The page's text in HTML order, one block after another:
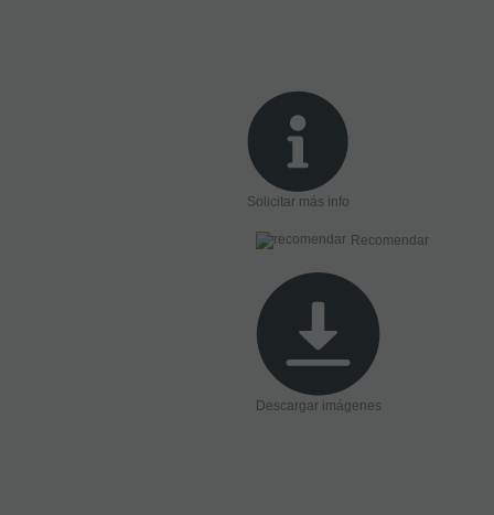
Solicitar más info
Recomendar
Descargar imágenes